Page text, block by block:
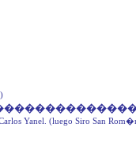
Yanel. (luego Siro San